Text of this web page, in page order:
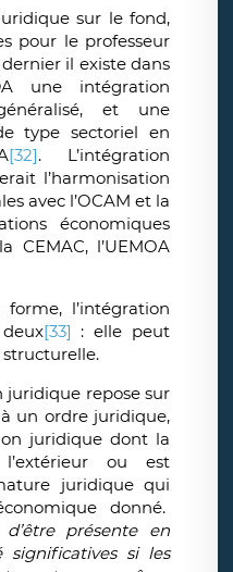
sur le fond,
pour le professeur
dernier il existe dans
une intégration
et une
type sectoriel en
[32]. L’intégration
l’harmonisation
avec l’OCAM et la
économiques
CEMAC, l’UEMOA
l’intégration
[33] : elle peut
juridique repose sur
un ordre juridique,
juridique dont la
ou est
juridique qui
donné.
présente en
si les